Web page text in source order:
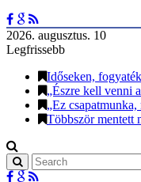
2026. augusztus. 10
Legfrissebb
Időseken,
„Észre kell venni
„Ez
Többször mentett